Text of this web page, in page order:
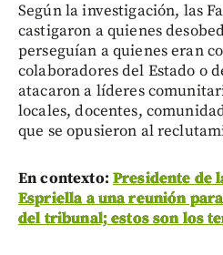
Según la investigación, las
castigaron a quienes
perseguían a quienes eran
colaboradores del Estado o
atacaron a líderes
locales, docentes,
que se opusieron al
En contexto: Presidente de
Espriella a una reunión
del tribunal; estos son los